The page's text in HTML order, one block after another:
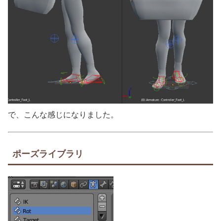
で、こんな感じになりました。
ポーズライブラリ